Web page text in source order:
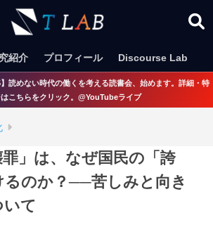
紹介 プロフィール Discourse Lab
読めない時代の働くを考える読書会、始めます。詳細・特
こちらをクリック。@YouTubeライブ
罪」は、なぜ国民の「誇
るのか？──苦しみと向き
いて